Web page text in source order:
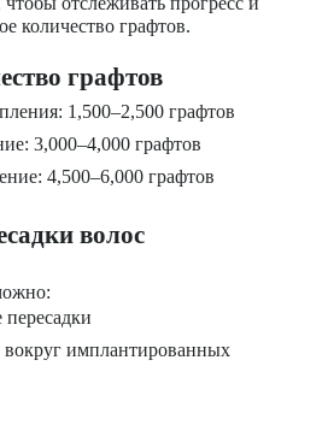
количество графтов.
графтов
1,500–2,500 графтов
3,000–4,000 графтов
4,500–6,000 графтов
волос
имплантированных